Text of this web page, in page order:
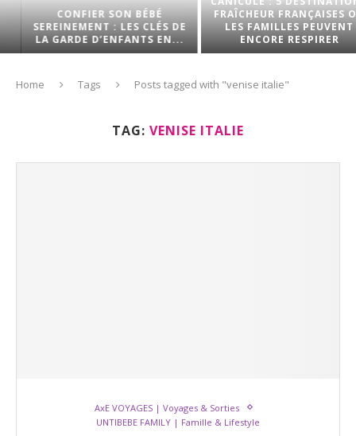
CONFIER SON BÉBÉ
SEREINEMENT : LES CLÉS DE
LA GARDE D’ENFANTS EN...
FRAÎCHEUR FRANÇAISES OÙ
LES FAMILLES PEUVENT
ENCORE RESPIRER
Home Tags Posts tagged with "venise italie"
TAG: VENISE ITALIE
AxE VOYAGES | Voyages & Sorties
UNTIBEBE FAMILY | Famille & Lifestyle